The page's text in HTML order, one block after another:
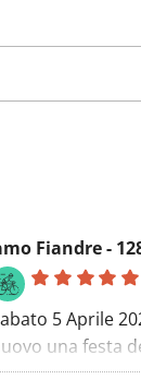
mappa
su questo
Fiandre -
5 Aprile
una festa
perché